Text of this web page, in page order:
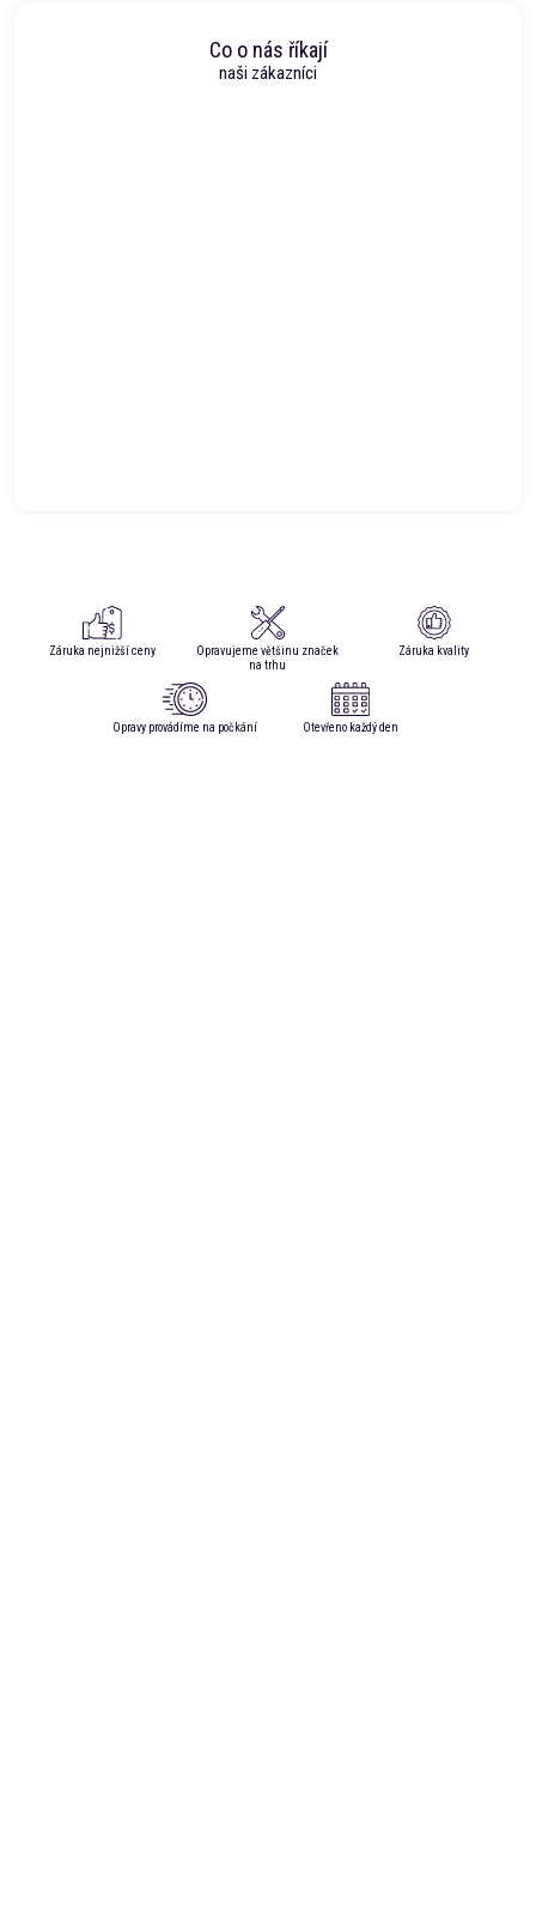
Co o nás říkají
naši zákazníci
Záruka nejnižší ceny
Opravujeme většinu značek
na trhu
Záruka kvality
Opravy provádíme na počkání Otevřeno každý den